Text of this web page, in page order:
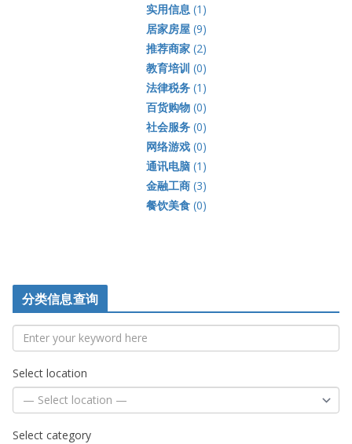
实用信息 (1)
居家房屋(9)
推荐商家(2)
教育培训 (0)
法律税务(1)
百货购物(0)
社会服务(0)
网络游戏(0)
通讯电脑(1)
金融工商(3)
餐饮美食(0)
分类信息查询
Select location
Select category